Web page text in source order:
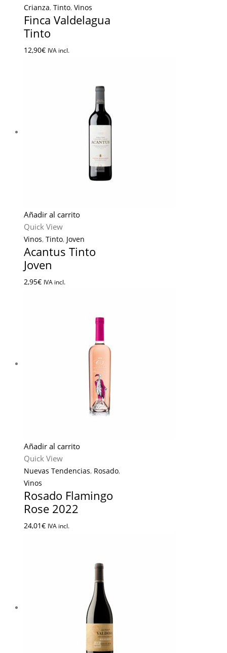
Crianza, Tinto, Vinos
Finca Valdelagua
Tinto
12,90€ IVA incl.
Añadir al carrito
Quick View
Vinos, Tinto, Joven
Acantus Tinto
Joven
2,95€ IVA incl.
Añadir al carrito
Quick View
Nuevas Tendencias, Rosado,
Vinos
Rosado Flamingo
Rose 2022
24,01€ IVA incl.